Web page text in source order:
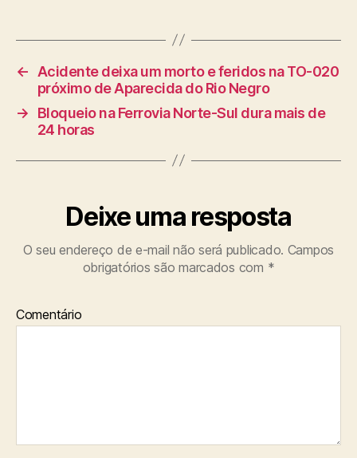
←
Acidente deixa um morto e feridos na TO-020
próximo de Aparecida do Rio Negro
→
Bloqueio na Ferrovia Norte-Sul dura mais de
24 horas
Deixe uma resposta
O seu endereço de e-mail não será publicado. Campos
obrigatórios são marcados com *
Comentário